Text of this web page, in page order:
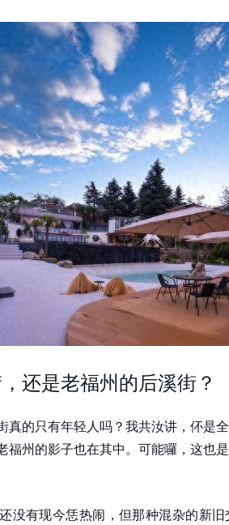
还是老福州的后溪街？
真的只有年轻人吗？我共汝讲，伓是
福州的影子也在其中。可能囉，这也
没有现今恁热闹，但那种混杂的新